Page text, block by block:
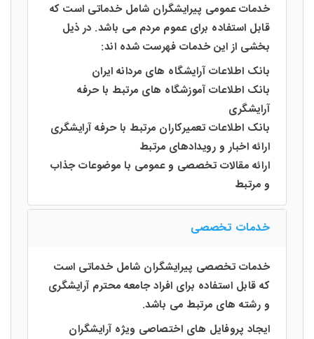
خدمات عمومی پیرایشگران شامل خدماتی است که
قابل استفاده برای عموم مردم می باشد. در ذیل
بخشی از این خدمات فهرست شده اند:
بانک اطلاعات آرایشگاه های مردانه ایران
بانک اطلاعات آموزشگاه های مرتبط با حرفه
آرایشگری
بانک اطلاعات تعمیرکاران مرتبط با حرفه آرایشگری
ارائه اخبار و رویدادهای مرتبط
ارائه مقالات تخصصی و عمومی با موضوعات جذاب
و مرتبط
خدمات تخصصی
خدمات تخصصی پیرایشگران شامل خدماتی است
که قابل استفاده برای افراد جامعه محترم آرایشگری
و رشته های مرتبط می باشد.
ایجاد پروفایل های اختصاصی ویژه آرایشگران